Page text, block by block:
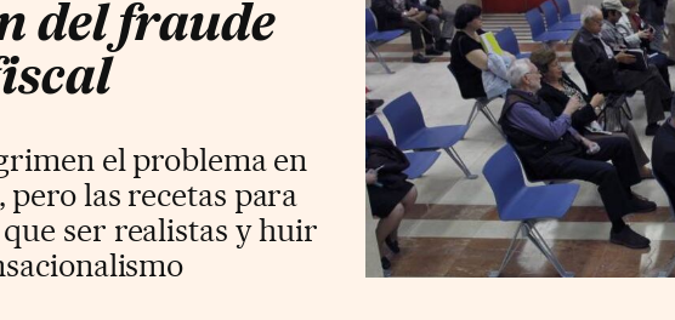
del fraude
el problema en
pero las recetas para
ser realistas y huir